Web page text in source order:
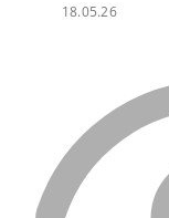
18.05.26